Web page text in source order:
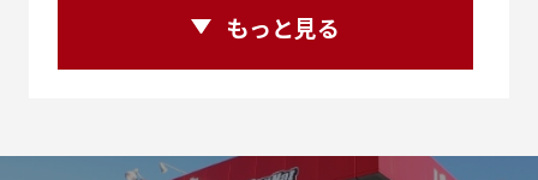
250ｃｃアドベンチャー250ｃｃツアラー
2年保証付き2月29日まで2本2気筒
もっと見る